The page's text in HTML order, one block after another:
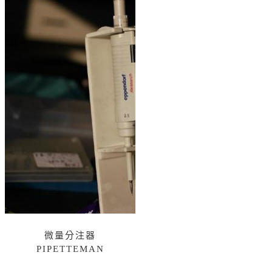
微量分注器
PIPETTEMAN